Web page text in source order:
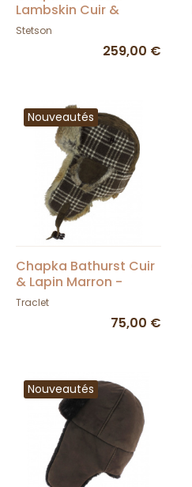
Lambskin Cuir &
Coton - Stetson
Stetson
259,00 €
Nouveautés
Chapka Bathurst Cuir
& Lapin Marron -
Traclet
Traclet
75,00 €
Nouveautés